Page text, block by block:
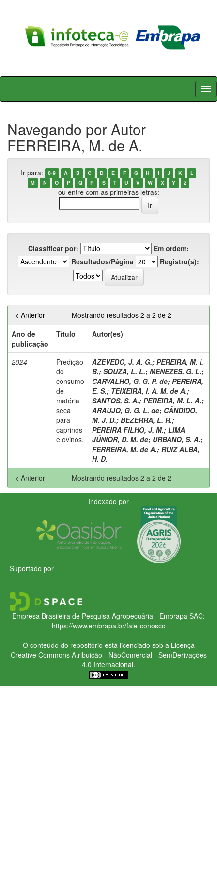
Skip
Navegando por Autor
FERREIRA, M. de A.
Ir para: 0-9 A B C D E F G H I J K
L
M
N O P Q R S T U V W X Y Z
ou entre com as primeiras letras:
Classificar por:
Em ordem:
Resultados/Página
Registro(s):
Mostrando resultados 2 a 2 de 2
< Anterior
Ano de
publicação
Título Autor(es)
2024
Predição
do
consumo
de
matéria
seca
para
caprinos
e ovinos.
AZEVEDO, J. A. G.; PEREIRA, M. I.
B.; SOUZA, L. L.; MENEZES, G. L.;
CARVALHO, G. G. P. de; PEREIRA,
E. S.; TEIXEIRA, I. A. M. de A.;
SANTOS, S. A.; PEREIRA, M. L. A.;
ARAUJO, G. G. L. de; CÂNDIDO,
M. J. D.; BEZERRA, L. R.;
PEREIRA FILHO, J. M.; LIMA
JÚNIOR, D. M. de; URBANO, S. A.;
FERREIRA, M. de A.; RUIZ ALBA,
H. D.
Mostrando resultados 2 a 2 de 2
< Anterior
Indexado por
Suportado por
Empresa Brasileira de Pesquisa Agropecuária - Embrapa SAC:
https://www.embrapa.br/fale-conosco
O conteúdo do repositório está licenciado sob a Licença
Creative CommonsAtribuição - NãoComercial - SemDerivações
4.0 Internacional.